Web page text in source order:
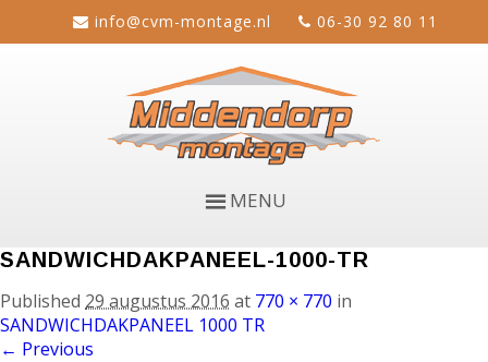
info@cvm-montage.nl 06-30 92 80 11
MENU
SANDWICHDAKPANEEL-1000-TR
Published 29 augustus 2016 at 770 × 770 in
SANDWICHDAKPANEEL 1000 TR
← Previous